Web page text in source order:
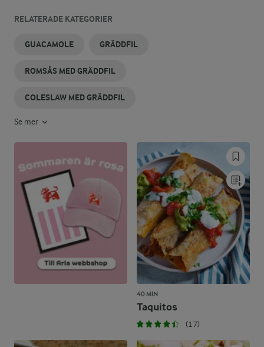
RELATERADE KATEGORIER
GUACAMOLE GRÄDDFIL
ROMSÅS MED GRÄDDFIL
COLESLAW MED GRÄDDFIL
Se mer
40 MIN
Taquitos
(17)